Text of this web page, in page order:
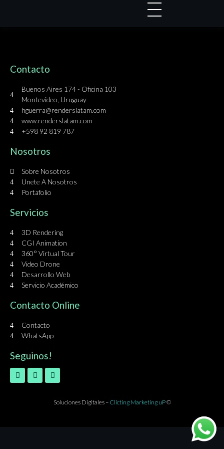
Contacto
Buenos Aires 174 - Oficina 103
Montevideo, Uruguay
hguerra@renderslatam.com
www.renderslatam.com
+598 92 819 787
Nosotros
Sobre Nosotros
Unete A Nosotros
Portafolio
Servicios
3D Rendering
CGI Animation
360° Virtual Tour
Video Drone
Desarrollo Web
Servicio Académico
Contacto Online
Contacto
WhatsApp
Seguinos!
Soluciones Digitales – Clicting Marketing uP©